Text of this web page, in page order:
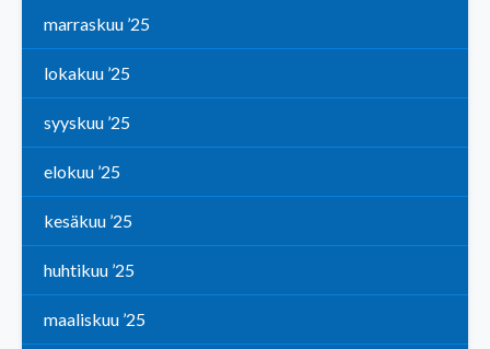
marraskuu ’25
lokakuu ’25
syyskuu ’25
elokuu ’25
kesäkuu ’25
huhtikuu ’25
maaliskuu ’25